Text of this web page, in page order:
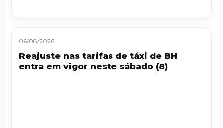
06/08/2026
Reajuste nas tarifas de táxi de BH
entra em vigor neste sábado (8)